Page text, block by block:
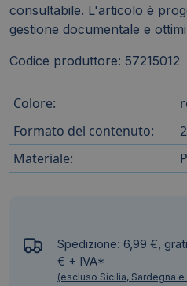
consultabile. L'articolo è
gestione documentale e
Codice produttore: 57215012
Colore:
Formato del contenuto:
Materiale:
Spedizione: 6,99 €,
€ + IVA*
(escluso Sicilia, Sardegna